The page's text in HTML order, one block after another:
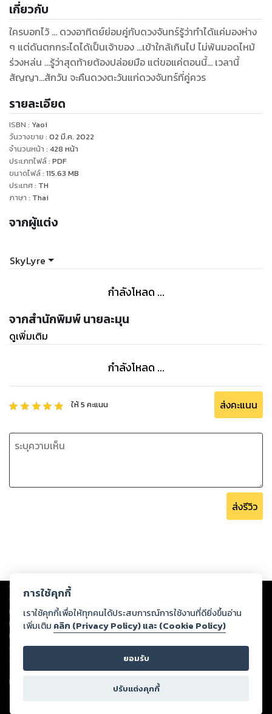
เกี่ยวกับ
ใครบอกไว้ ... ดวงอาทิตย์ย่อมคู่กับดวงจันทร์รู้ว่าทำได้แค่มองห่าง
ๆ แต่ดันตกกระไดได้เป็นเจ้าของ ...เข้าใกล้เกินไป ไม่พ้นมอดไหม้
ร่วงหล่น ...รู้ว่าสุดท้ายต้องปล่อยมือ แต่ขอแค่ตอนนี้... เวลานี้
สัญญา...สักวัน จะคืนดวงตะวันแก่ดวงจันทร์ที่คู่ควร
รายละเอียด
ISBN : Yaoi
วันวางขาย : 02 มี.ค. 2022
จำนวนหน้า : 428 หน้า
ประเภทไฟล์: PDF
ขนาดไฟล์: 115.63 MB
ประเทศ: TH
ภาษา : Thai
จากผู้แต่ง
SkyLyre
กำลังโหลด ...
จากสำนักพิมพ์ นายละมุน
ดูเพิ่มเติม
กำลังโหลด ...
ให้5 คะแนน ส่งคะแนน
ส่งรีวิว
Copyright © 2026
ต่อผลงานหรือเนื้อหาใดที่อัปโหลดผ่านเว็บไซต์และปรากฏว่าละเมิดสิทธิใน
ทรัพย์สินทางปัญญาของบุคคลอื่นหรือขัดต่อกฎหมายและศีลธรรม ดังนั้น ผู้อ่าน
ทุกท่านโปรดใช้วิจารณญาณในการกลั่นกรองด้วยตนเอง และหากท่านพบว่าส่วน
หนึ่งส่วนใดขัดต่อกฎหมายและศีลธรรม กรุณาแจ้งมายังบริษัท เพื่อทีมงานจะได้
ดำเนินการในทันที ทั้งนี้ ทางสตอรี่ล็อกขอสงวนลิขสิทธิ์ตามพระราชบัญญัติ
ลิขสิทธิ์ พ.ศ. 2537 (ฉบับล่าสุด)
For support: member@ookbee.com
Version
การใช้คุกกี้
เราใช้คุกกี้เพื่อให้ทุกคนได้ประสบการณ์การใช้งานที่ดียิ่งขึ้นอ่าน
เพิ่มเติม คลิก (Privacy Policy) และ (Cookie Policy)
ยอมรับ
ปรับแต่งคุกกี้